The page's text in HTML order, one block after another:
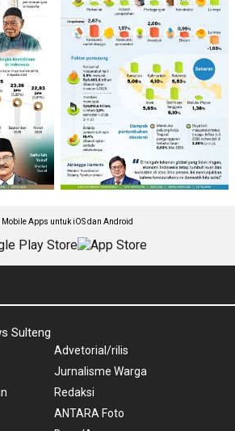
Mobile Apps untuk iOS dan Android
Sulteng
Advetorial/rilis
Jurnalisme Warga
Redaksi
ANTARA Foto